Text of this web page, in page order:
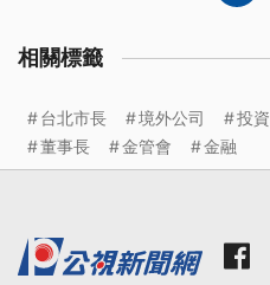
相關標籤
台北市長 境外公司 投資
董事長
金管會 金融